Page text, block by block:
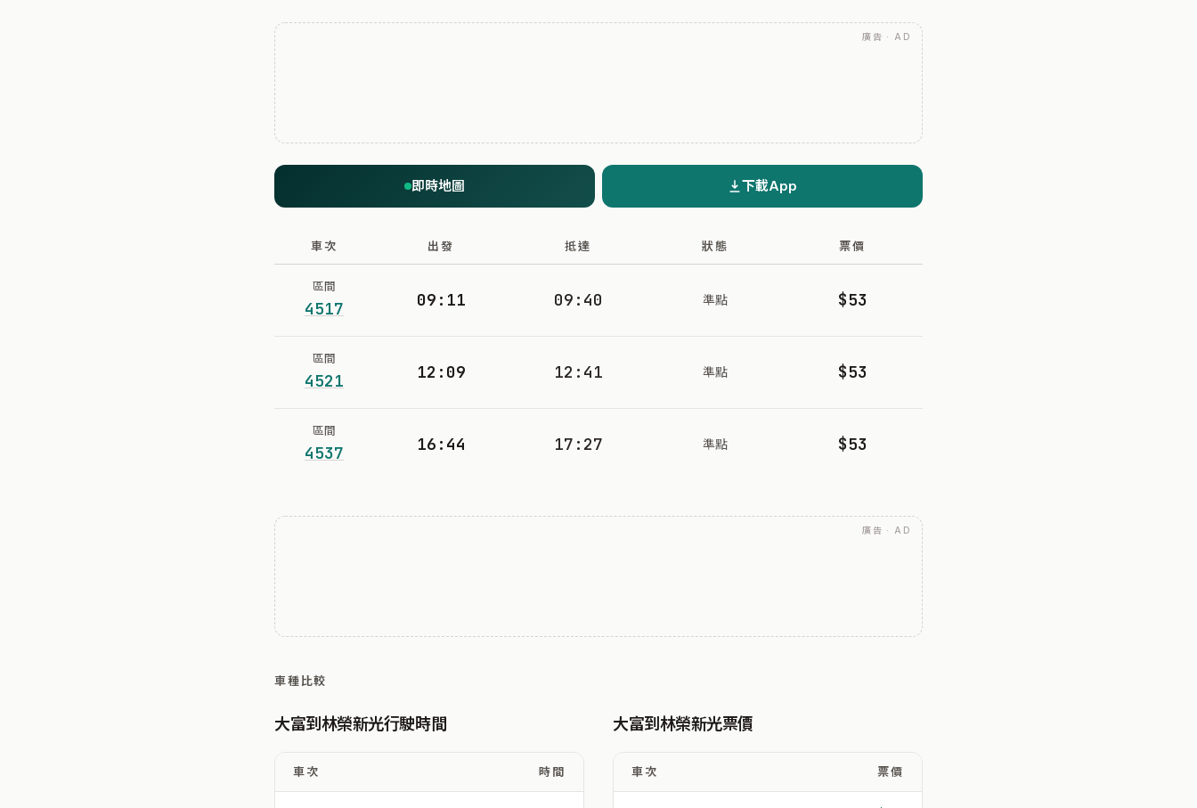
廣告 · AD
即時地圖 下載App
車次 出發 抵達 狀態 票價
區間
4517 09:11 09:40 準點 $53
區間
4521 12:09 12:41 準點 $53
區間
4537 16:44 17:27 準點 $53
廣告 · AD
車種比較
大富到林榮新光行駛時間
車次 時間
大富到林榮新光票價
車次 票價